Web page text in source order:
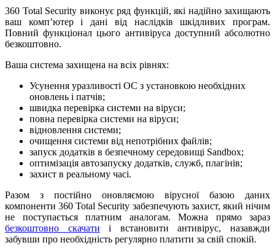
360 Total Security виконує ряд функцій, які надійно захищають
ваш комп’ютер і дані від наслідків шкідливих програм.
Повний функціонал цього антивіруса доступний абсолютно
безкоштовно.
Ваша система захищена на всіх рівнях:
Усунення уразливості ОС з установкою необхідних
оновлень і патчів;
швидка перевірка системи на віруси;
повна перевірка системи на віруси;
відновлення системи;
очищення системи від непотрібних файлів;
запуск додатків в безпечному середовищі Sandbox;
оптимізація автозапуску додатків, служб, плагінів;
захист в реальному часі.
Разом з постійно оновляємою вірусної базою даних
компоненти 360 Total Security забезпечують захист, який нічим
не поступається платним аналогам. Можна прямо зараз
безкоштовно скачати і встановити антивірус, назавжди
забувши про необхідність регулярно платити за свій спокій.